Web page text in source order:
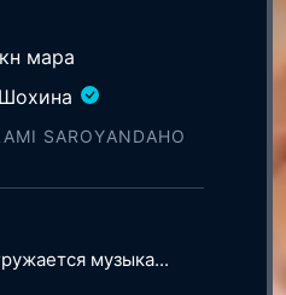
мара
SAROYАNDAHO
музыка...